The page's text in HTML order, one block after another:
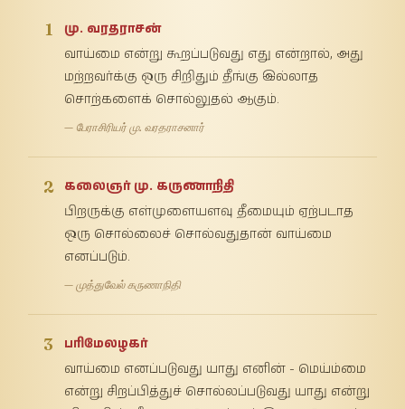
1
மு. வரதராசன்
வாய்மை என்று கூறப்படுவது எது என்றால், அது
மற்றவர்க்கு ஒரு சிறிதும் தீங்கு இல்லாத
சொற்களைக் சொல்லுதல் ஆகும்.
— பேராசிரியர் மு. வரதராசனார்
2
கலைஞர் மு. கருணாநிதி
பிறருக்கு எள்முளையளவு தீமையும் ஏற்படாத
ஒரு சொல்லைச் சொல்வதுதான் வாய்மை
எனப்படும்.
— முத்துவேல் கருணாநிதி
3
பரிமேலழகர்
வாய்மை எனப்படுவது யாது எனின் - மெய்ம்மை
என்று சிறப்பித்துச் சொல்லப்படுவது யாது என்று